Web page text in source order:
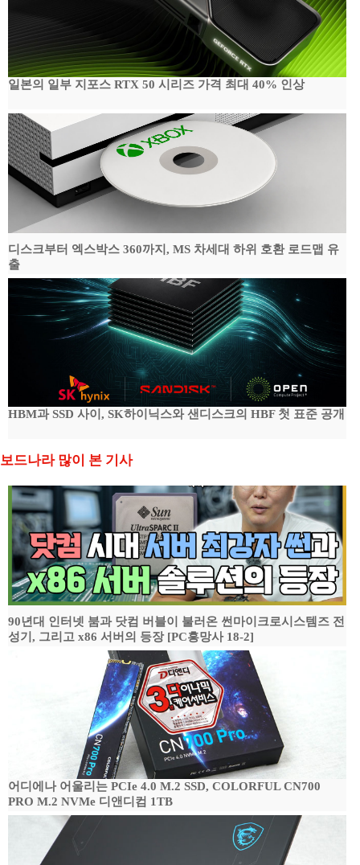
일본의 일부 지포스 RTX 50 시리즈 가격 최대 40% 인상
디스크부터 엑스박스 360까지, MS 차세대 하위 호환 로드맵 유
출
HBM과 SSD 사이, SK하이닉스와 샌디스크의 HBF 첫 표준 공개
보드나라 많이 본 기사
90년대 인터넷 붐과 닷컴 버블이 불러온 썬마이크로시스템즈 전
성기, 그리고 x86 서버의 등장 [PC흥망사 18-2]
어디에나 어울리는 PCIe 4.0 M.2 SSD, COLORFUL CN700
PRO M.2 NVMe 디앤디컴 1TB